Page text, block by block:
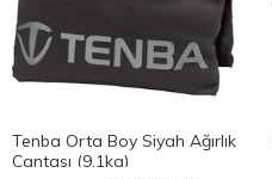
Tenba Orta Boy Siyah Ağırlık
Çantası (9.1kg)